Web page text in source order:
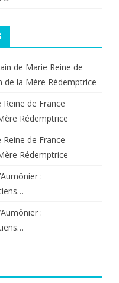
de Marie Reine de
de la Mère Rédemptrice
de France
Rédemptrice
de France
Rédemptrice
:
: